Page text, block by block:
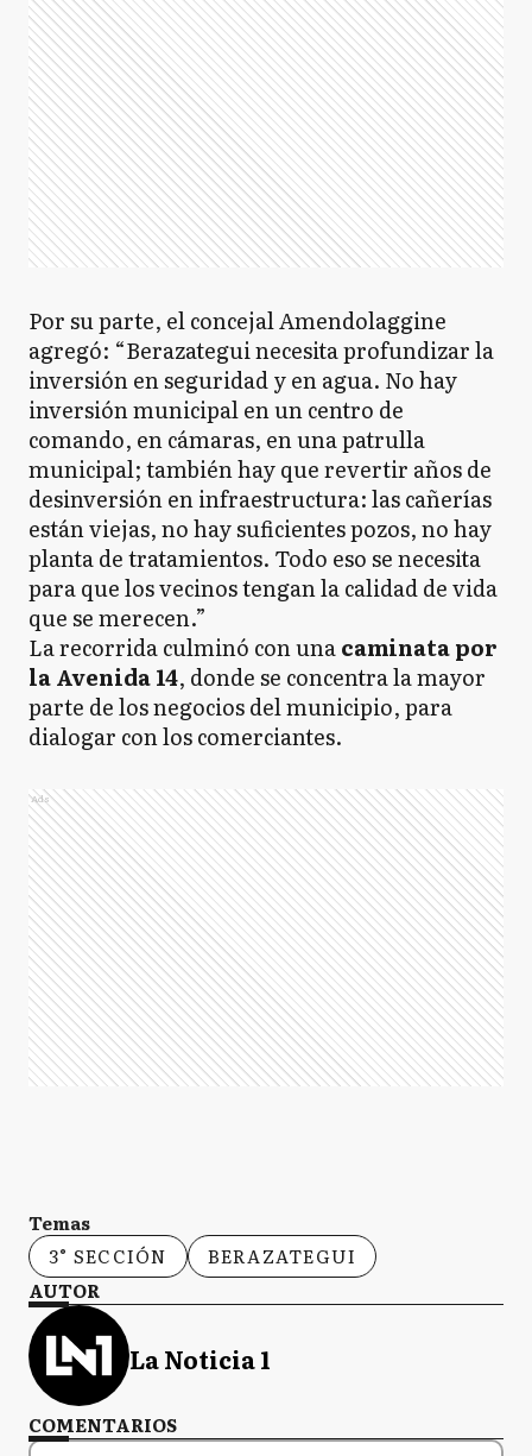
Por su parte, el concejal Amendolaggine
agregó: “Berazategui necesita profundizar la
inversión en seguridad y en agua. No hay
inversión municipal en un centro de
comando, en cámaras, en una patrulla
municipal; también hay que revertir años de
desinversión en infraestructura: las cañerías
están viejas, no hay suficientes pozos, no hay
planta de tratamientos. Todo eso se necesita
para que los vecinos tengan la calidad de vida
que se merecen.”
La recorrida culminó con unacaminata por
la Avenida 14, donde se concentra la mayor
parte de los negocios del municipio, para
dialogar con los comerciantes.
Ads
Temas
3° SECCIÓN
BERAZATEGUI
AUTOR
La Noticia 1
COMENTARIOS